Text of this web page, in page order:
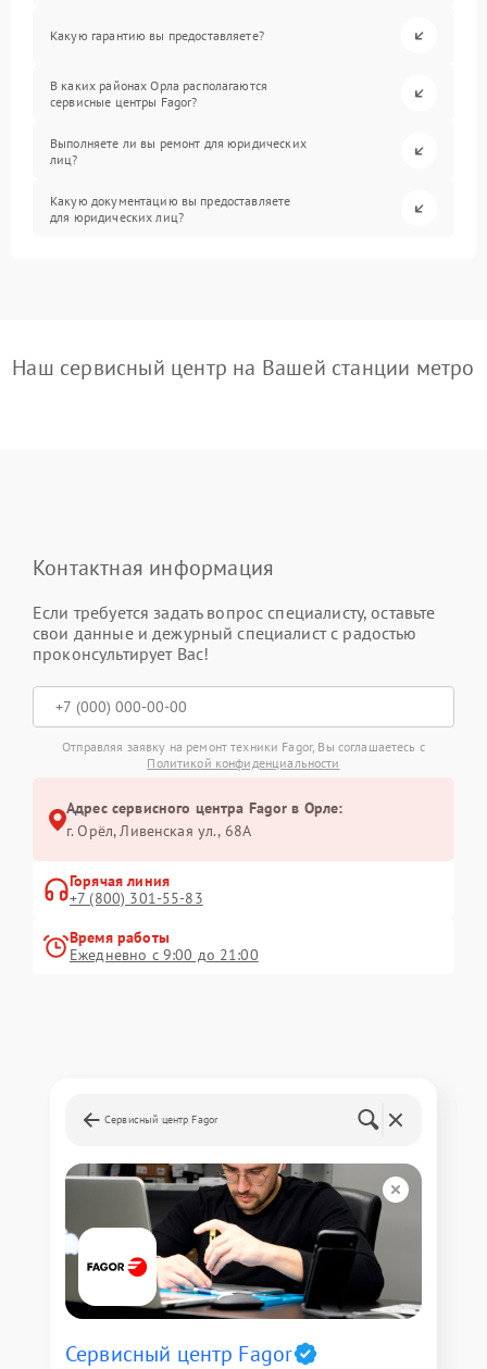
Какую гарантию вы предоставляете?
В каких районах Орла располагаются
сервисные центры Fagor?
Выполняете ли вы ремонт для юридических
лиц?
Какую документацию вы предоставляете
для юридических лиц?
Наш сервисный центр на Вашей станции метро
Контактная информация
Если требуется задать вопрос специалисту, оставьте
свои данные и дежурный специалист с радостью
проконсультирует Вас!
Отправляя заявку на ремонт техники Fagor, Вы соглашаетесь с
Политикой конфиденциальности
Адрес сервисного центра Fagor в Орле:
г. Орёл, Ливенская ул., 68А
Горячая линия
+7 (800) 301-55-83
Время работы
Ежедневно с 9:00 до 21:00
Сервисный центр Fagor
Сервисный центр Fagor